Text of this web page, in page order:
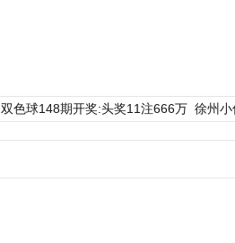
双色球148期开奖:头奖11注666万 徐州